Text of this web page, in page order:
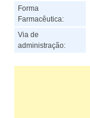
Forma
Farmacêutica:
Via de
administração: